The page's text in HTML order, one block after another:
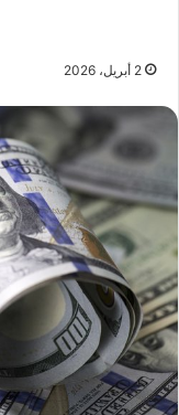
2 أبريل، 2026